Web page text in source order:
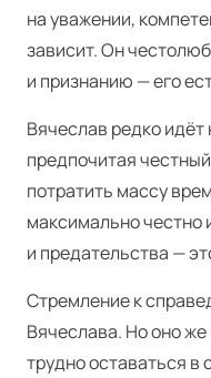
на уважении,
зависит. Он
и признанию — его
Вячеслав редко
предпочитая
потратить массу
максимально честно
и предательства —
Стремление к
Вячеслава. Но оно же
трудно оставаться в